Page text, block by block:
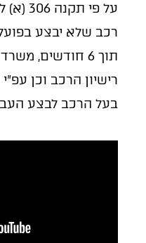
על פי
רכב שלא יבצע
תוך 6 חודשים,
בעל הרכב לבצע